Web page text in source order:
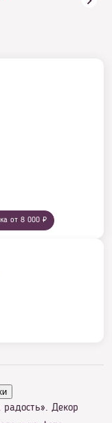
от 8 000 ₽
Декор